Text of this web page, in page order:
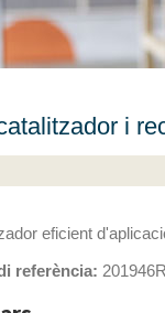
i
eficient
referència: